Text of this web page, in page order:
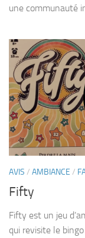
une communauté
AVIS / AMBIANCE /
Fifty
Fifty est un jeu
qui revisite le